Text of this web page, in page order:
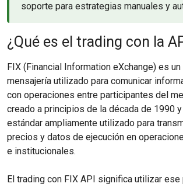
soporte para estrategias manuales y
¿Qué es el trading con la
FIX (Financial Information eXchange) es
mensajería utilizado para comunicar
con operaciones entre participantes del
creado a principios de la década de 1990
estándar ampliamente utilizado para
precios y datos de ejecución en
e institucionales.
El trading con FIX API significa utilizar ese